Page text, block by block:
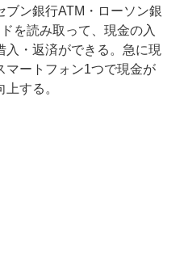
ン銀行ATM・ローソン銀
を読み取って、現金の入
・返済ができる。急に現
マートフォン1つで現金が
する。